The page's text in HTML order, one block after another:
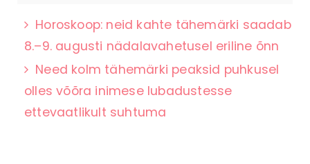
Horoskoop: neid kahte tähemärki saadab
8.–9. augusti nädalavahetusel eriline õnn
Need kolm tähemärki peaksid puhkusel
olles võõra inimese lubadustesse
ettevaatlikult suhtuma